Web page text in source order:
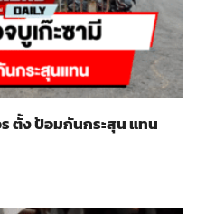
ตั้ง ป้อมกันกระสุน แทน